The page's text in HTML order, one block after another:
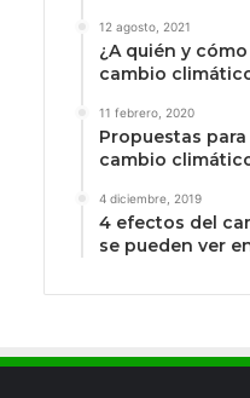
12 agosto, 2021
¿A quién y
cambio
11 febrero, 2020
Propuestas
cambio
4 diciembre, 2019
4 efectos del
se pueden ver